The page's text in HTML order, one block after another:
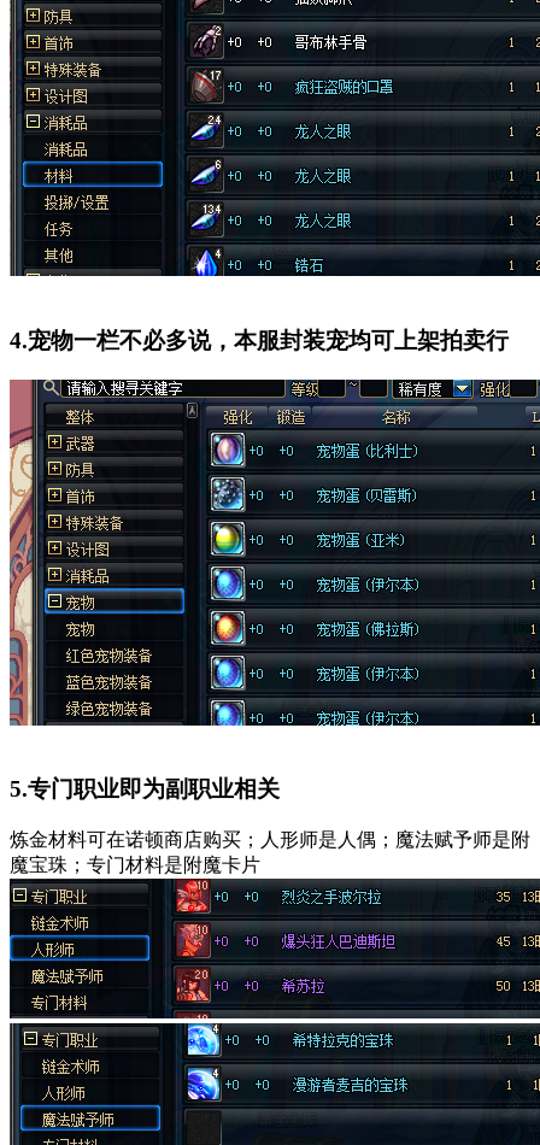
4.宠物一栏不必多说，本服封装宠均可上架拍卖行
5.专门职业即为副职业相关
炼金材料可在诺顿商店购买；人形师是人偶；魔法赋予师是附
魔宝珠；专门材料是附魔卡片